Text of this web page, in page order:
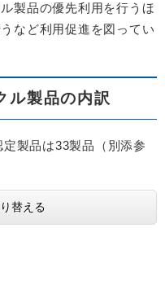
製品の優先利用を行うほ
など利用促進を図ってい
製品の内訳
製品は33製品（別添参
替える